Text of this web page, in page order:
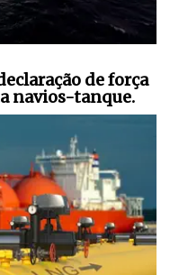
de força
navios-tanque.